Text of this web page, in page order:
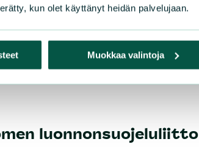
kun olet käyttänyt heidän palvelujaan.
Muokkaa valintoja
luonnonsuojeluliitto